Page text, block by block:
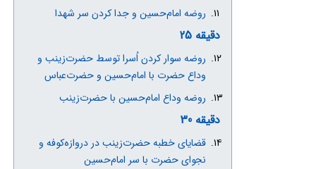
روضه امام‌حسین و جدا کردن سر شهدا
دقیقه 25
روضه سوار کردن اُسرا توسط حضرت‌زینب و
وداع حضرت با امام‌حسین و حضرت‌عباس
روضه وداع امام‌حسین با حضرت‌زینب
دقیقه 30
قضایای خطبه حضرت‌زینب در دروازه‌کوفه و
نجوای حضرت با سر امام‌حسین